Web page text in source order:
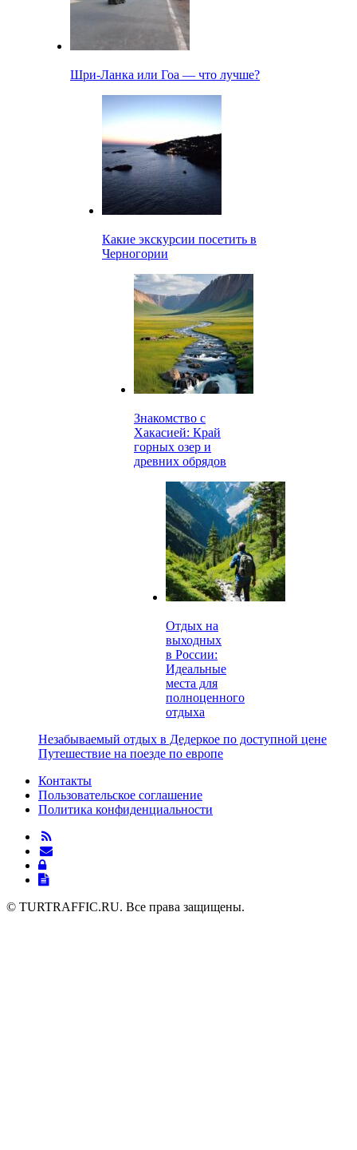
Шри-Ланка или Гоа — что лучше?
Какие экскурсии посетить в
Черногории
Знакомство с
Хакасией: Край
горных озер и
древних обрядов
Отдых на
выходных
в России:
Идеальные
места для
полноценного
отдыха
Навигация
по
записям
Предыдущая
запись
Незабываемый отдых в Дедеркое по доступной цене
Следующая
Путешествие на поезде по европе
Контакты
Пользовательское соглашение
Политика конфиденциальности
© TURTRAFFIC.RU. Все права защищены.